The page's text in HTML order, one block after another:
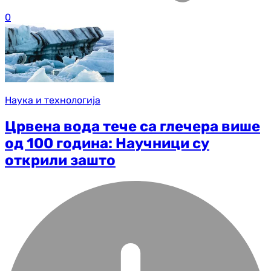
0
Наука и технологија
Црвена вода тече са глечера више
од 100 година: Научници су
открили зашто